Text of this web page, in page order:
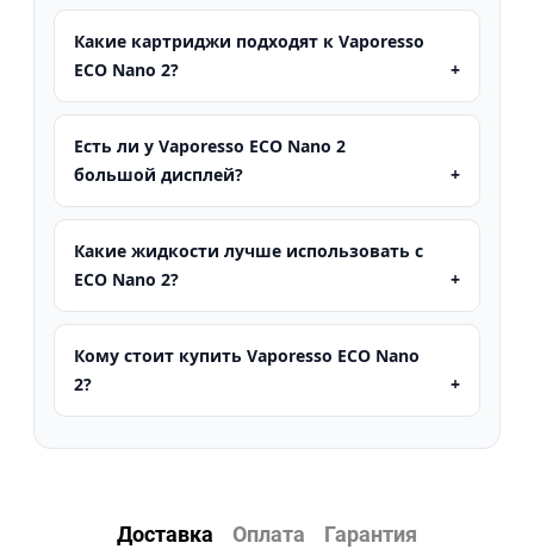
Какие картриджи подходят к Vaporesso
ECO Nano 2?
Есть ли у Vaporesso ECO Nano 2
большой дисплей?
Какие жидкости лучше использовать с
ECO Nano 2?
Кому стоит купить Vaporesso ECO Nano
2?
Доставка Оплата Гарантия